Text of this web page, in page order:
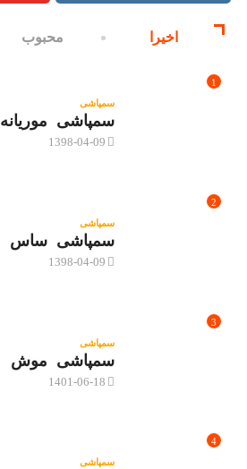
اخیرا محبوب
1
سمپاشی
سمپاشی موریانه
1398-04-09
2
سمپاشی
سمپاشی ساس
1398-04-09
3
سمپاشی
سمپاشی موش
1401-06-18
4
سمپاشی